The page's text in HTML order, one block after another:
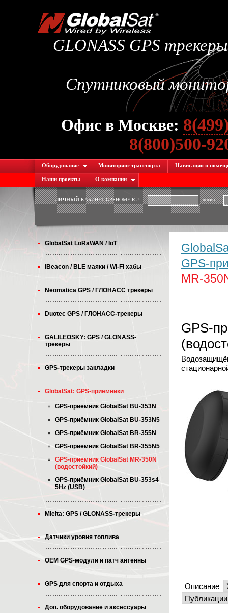
GLONASS GPS
Спутниковый
Офис в Москве:
8(800)500-
Оборудование Мониторинг транспорта Навигация в
Наши проекты О компании
ЛИЧНЫЙКАБИНЕТ GPSHOME.RU логин
GlobalSat LoRaWAN / IoT
iBeacon / BLE маяки / Wi-Fi хабы
Neomatica GPS / ГЛОНАСС трекеры
Duotec GPS / ГЛОНАСС-трекеры
GALILEOSKY: GPS / GLONASS-
трекеры
GPS-трекеры закладки
GlobalSat: GPS-приёмники
GPS-приёмник GlobalSat BU-353N
GPS-приёмник GlobalSat BU-353N5
GPS-приёмник GlobalSat BR-355N
GPS-приёмник GlobalSat BR-355N5
GPS-приёмник GlobalSat MR-350N
(водостойкий)
GPS-приёмник GlobalSat BU-353s4
5Hz (USB)
Mielta: GPS / GLONASS-трекеры
Датчики уровня топлива
OEM GPS-модули и патч антенны
GPS для спорта и отдыха
Доп. оборудование и аксессуары
GPS-
MR-
GPS-
Описание
Публикации